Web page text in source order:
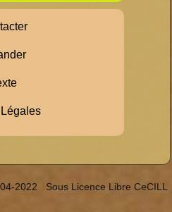
2022 Sous Licence Libre CeCILL